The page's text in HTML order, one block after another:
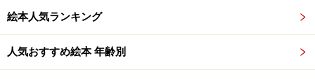
絵本人気ランキング
人気おすすめ絵本 年齢別